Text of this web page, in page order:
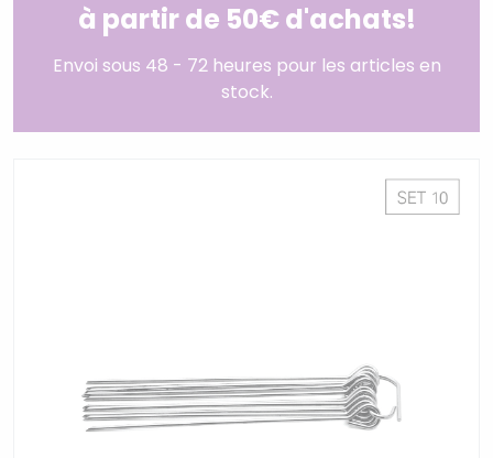
à partir de 50€ d'achats!
Envoi sous 48 - 72 heures pour les articles en
stock.